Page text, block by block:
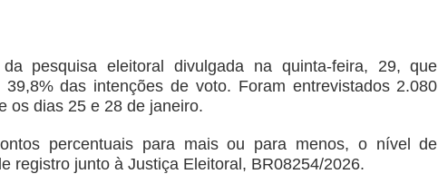
pesquisa eleitoral divulgada na quinta-feira, 29, que
das intenções de voto. Foram entrevistados 2.080
os dias 25 e 28 de janeiro.
percentuais para mais ou para menos, o nível de
registro junto à Justiça Eleitoral, BR08254/2026.